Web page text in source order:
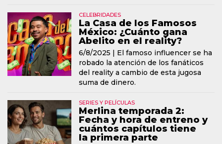
CELEBRIDADES
La Casa de los Famosos
México: ¿Cuánto gana
Abelito en el reality?
6/8/2025 | El famoso influencer se ha
robado la atención de los fanáticos
del reality a cambio de esta jugosa
suma de dinero.
SERIES Y PELÍCULAS
Merlina temporada 2:
Fecha y hora de entreno y
cuántos capítulos tiene
la primera parte